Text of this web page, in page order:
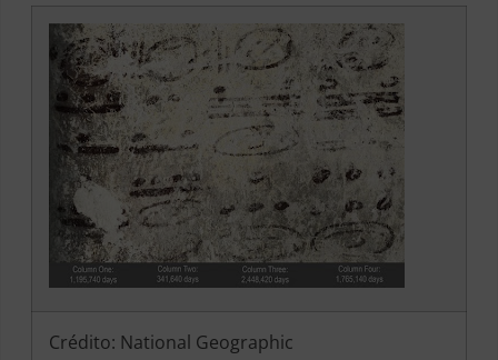
Crédito: National Geographic